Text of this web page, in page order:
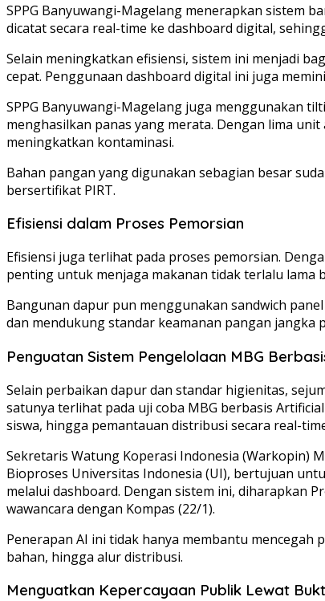
SPPG Banyuwangi-Magelang menerapkan sistem
dicatat secara real-time ke dashboard digital,
Selain meningkatkan efisiensi, sistem ini menjadi
cepat. Penggunaan dashboard digital ini juga
SPPG Banyuwangi-Magelang juga menggunakan
menghasilkan panas yang merata. Dengan lima
meningkatkan kontaminasi.
Bahan pangan yang digunakan sebagian besar
bersertifikat PIRT.
Efisiensi dalam Proses Pemorsian
Efisiensi juga terlihat pada proses pemorsian.
penting untuk menjaga makanan tidak terlalu lama
Bangunan dapur pun menggunakan sandwich
dan mendukung standar keamanan pangan jangka
Penguatan Sistem Pengelolaan MBG
Selain perbaikan dapur dan standar higienitas,
satunya terlihat pada uji coba MBG berbasis
siswa, hingga pemantauan distribusi secara real-
Sekretaris Watung Koperasi Indonesia (Warkopin)
Bioproses Universitas Indonesia (UI), bertujuan
melalui dashboard. Dengan sistem ini, diharapkan
wawancara dengan Kompas (22/1).
Penerapan AI ini tidak hanya membantu
bahan, hingga alur distribusi.
Menguatkan Kepercayaan Publik Lewat